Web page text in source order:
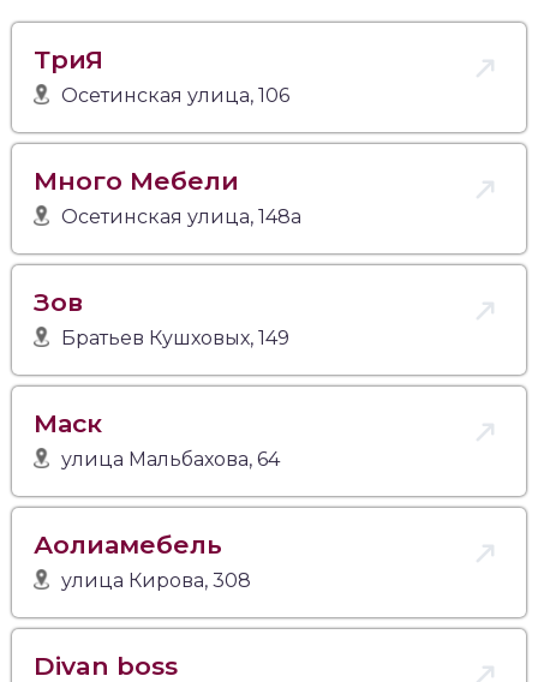
ТриЯ
Осетинская улица, 106
Много Мебели
Осетинская улица, 148а
Зов
Братьев Кушховых, 149
Маск
улица Мальбахова, 64
Аолиамебель
улица Кирова, 308
Divan boss